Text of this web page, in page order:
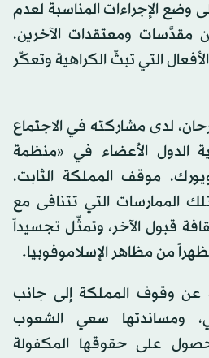
وضع الإجراءات المناسبة لعدم
مقدَّسات ومعتقدات الآخرين،
التي تبثّ الكراهية وتعكّر
لدى مشاركته في الاجتماع
الدول الأعضاء في «منظمة
موقف المملكة الثابت،
الممارسات التي تتنافى مع
قبول الآخر، وتمثّل تجسيداً
من مظاهر الإسلاموفوبيا.
عن وقوف المملكة إلى جانب
ومساندتها سعي الشعوب
على حقوقها المكفولة